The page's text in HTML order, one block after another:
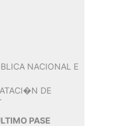
NACIONAL E
DE
PASE